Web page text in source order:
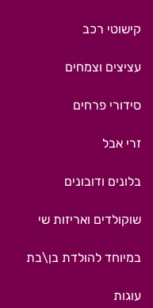
קישוטי רכב
עציצים וצמחים
סידורי פרחים
זרי אבל
בלונים ודובונים
שוקולדים ואריזות שי
במיוחד להולדת בן\בת
עוגות